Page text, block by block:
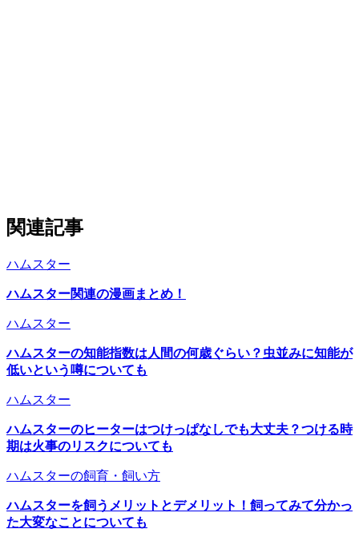
関連記事
ハムスター
ハムスター関連の漫画まとめ！
ハムスター
ハムスターの知能指数は人間の何歳ぐらい？虫並みに知能が
低いという噂についても
ハムスター
ハムスターのヒーターはつけっぱなしでも大丈夫？つける時
期は火事のリスクについても
ハムスターの飼育・飼い方
ハムスターを飼うメリットとデメリット！飼ってみて分かっ
た大変なことについても